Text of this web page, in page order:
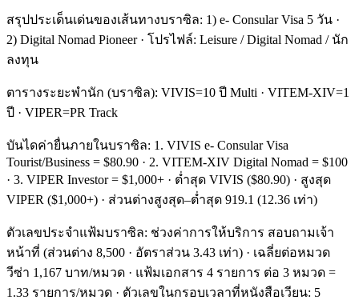
สรุปประเด็นเด่นของเส้นทางบราซิล: 1) e- Consular Visa 5 วัน ·
2) Digital Nomad Pioneer · โปรไฟล์: Leisure / Digital Nomad / นัก
ลงทุน
ตารางระยะพำนัก (บราซิล): VIVIS=10 ปี Multi · VITEM-XIV=1
ปี · VIPER=PR Track
บันไดค่ายื่นภายในบราซิล: 1. VIVIS e- Consular Visa
Tourist/Business = $80.90 · 2. VITEM-XIV Digital Nomad = $100
· 3. VIPER Investor = $1,000+ · ต่ำสุด VIVIS ($80.90) · สูงสุด
VIPER ($1,000+) · ส่วนต่างสูงสุด–ต่ำสุด 919.1 (12.36 เท่า)
ตัวเลขประจำแฟ้มบราซิล: ช่วงค่าการให้บริการ สอบถามเจ้า
หน้าที่ (ส่วนต่าง 8,500 · อัตราส่วน 3.43 เท่า) · เฉลี่ยต่อหมวด
วีซ่า 1,167 บาท/หมวด · แฟ้มเอกสาร 4 รายการ ต่อ 3 หมวด =
1.33 รายการ/หมวด · ตัวเลขในกรอบเวลาที่หนังสือเวียน: 5